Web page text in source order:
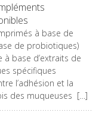
à base de
de probiotiques)
base d’extraits de
spécifiques
l’adhésion et la
des muqueuses […]